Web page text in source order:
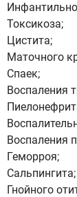
Токсикоза;
Цистита;
Маточного
Спаек;
Воспаления
Воспаления
Геморроя;
Сальпингита;
Гнойного